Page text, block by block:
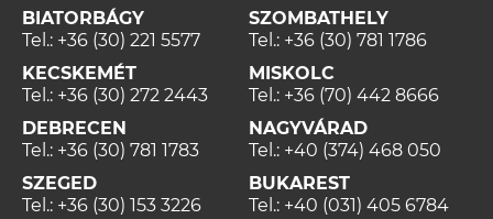
BIATORBÁGY
Tel.: +36 (30) 221 5577
KECSKEMÉT
Tel.: +36 (30) 272 2443
DEBRECEN
Tel.: +36 (30) 781 1783
SZEGED
Tel.: +36 (30) 153 3226
SZOMBATHELY
Tel.: +36 (30) 781 1786
MISKOLC
Tel.: +36 (70) 442 8666
NAGYVÁRAD
Tel.: +40 (374) 468 050
BUKAREST
Tel.: +40 (031) 405 6784